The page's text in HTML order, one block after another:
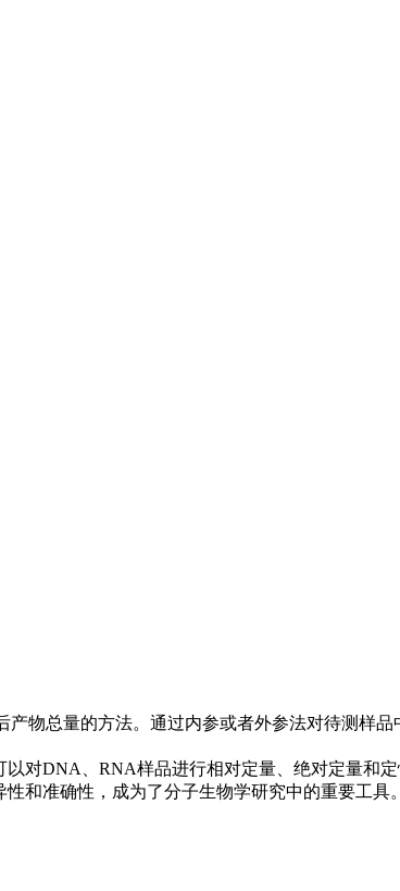
物总量的方法。通过内参或者外参法对待测样
对DNA、RNA样品进行相对定量、绝对定量和
和准确性，成为了分子生物学研究中的重要工具。